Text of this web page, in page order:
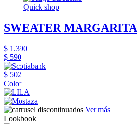
Quick shop
SWEATER MARGARITA
$ 1.390
$ 590
$ 502
Color
Ver más
Lookbook